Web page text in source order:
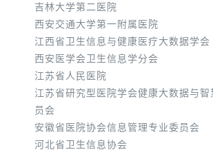
吉林大学第二医院
西安交通大学第一附属医院
江西省卫生信息与健康医疗大数据学会
西安医学会卫生信息学分会
江苏省人民医院
江苏省研究型医院学会健康大数据与
员会
安徽省医院协会信息管理专业委员会
河北省卫生信息协会